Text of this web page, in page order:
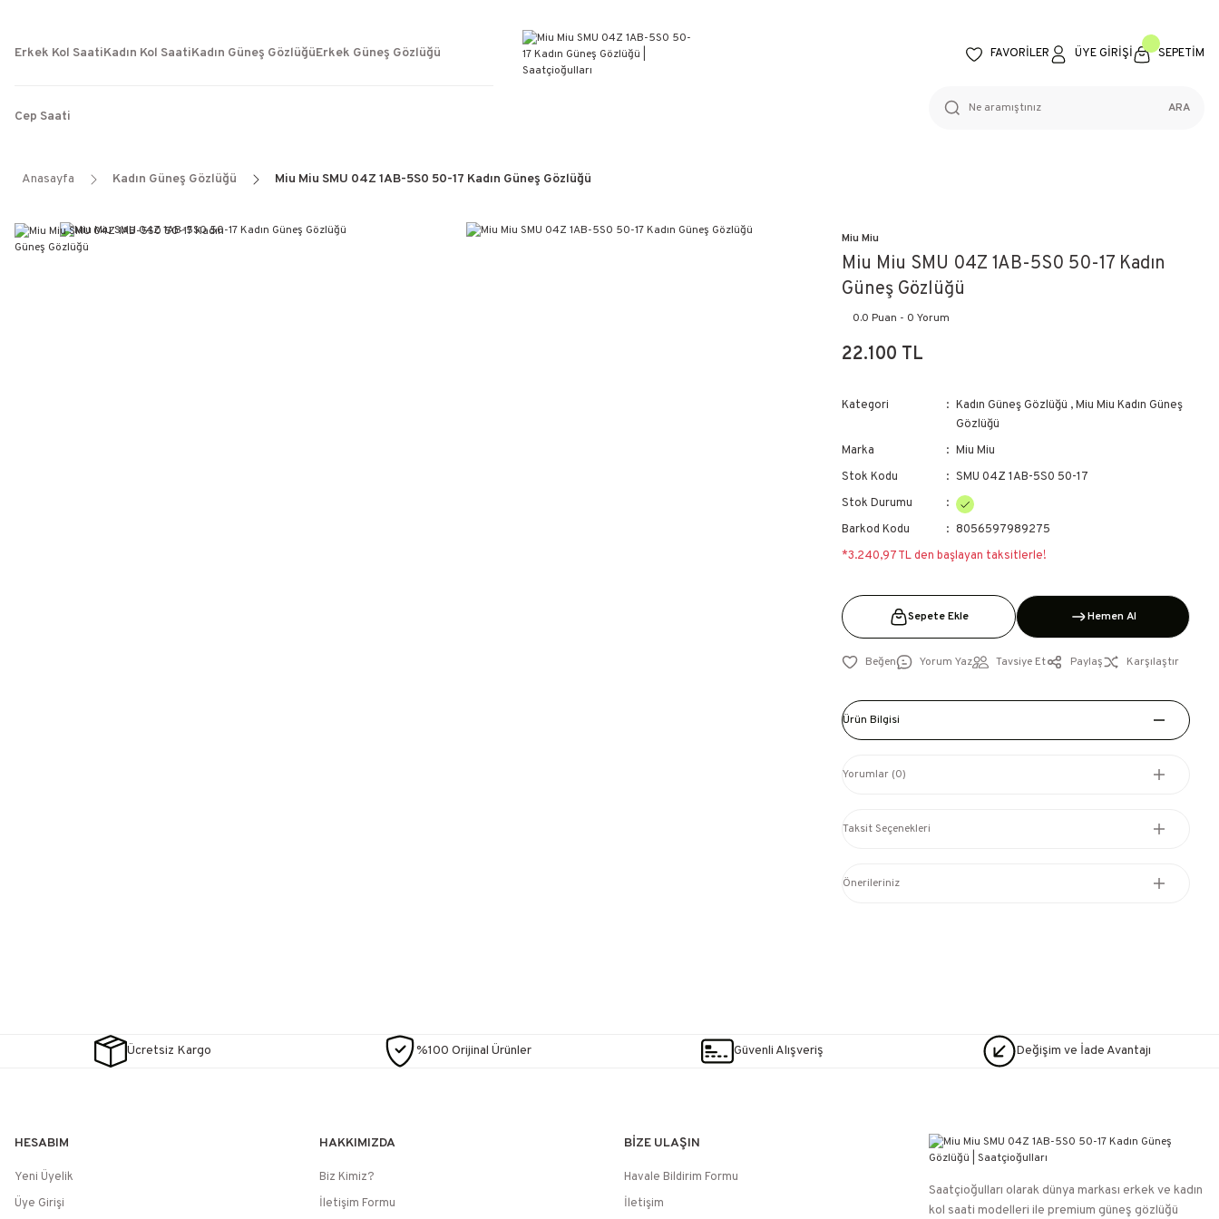
%100 ORİJİNAL ÜRÜN GARANTİSİ
WEB SİTESİNE ÖZEL FİYATLAR
KAÇIRILMAYACAK FIRSATLAR
Erkek Kol SaatiKadın Kol SaatiKadın Güneş GözlüğüErkek Güneş Gözlüğü
Cep Saati
FAVORİLER ÜYE GİRİŞİ SEPETİM
ARA
Anasayfa Kadın Güneş Gözlüğü Miu Miu SMU 04Z 1AB-5S0 50-17 Kadın Güneş Gözlüğü
Miu Miu
Miu Miu SMU 04Z 1AB-5S0 50-17 Kadın
Güneş Gözlüğü
0.0 Puan - 0 Yorum
22.100 TL
Kategori Kadın Güneş Gözlüğü ,Miu Miu Kadın Güneş
Gözlüğü
Marka
Miu Miu
Stok Kodu
SMU 04Z 1AB-5S0 50-17
Stok Durumu
Barkod Kodu
8056597989275
*3.240,97 TL den başlayan taksitlerle!
Sepete Ekle Hemen Al
Yorum Yaz Tavsiye Et Paylaş Karşılaştır
Ürün Bilgisi
Yorumlar (0)
Taksit Seçenekleri
Önerileriniz
Ücretsiz Kargo %100 Orijinal Ürünler Güvenli Alışveriş Değişim ve İade Avantajı
HESABIM
Yeni Üyelik
Üye Girişi
HAKKIMIZDA
Biz Kimiz?
İletişim Formu
BİZE ULAŞIN
Havale Bildirim Formu
İletişim
Saatçioğulları⁠ olarak dünya markası erkek ve kadın
kol saati modelleri ile premium güneş gözlüğü